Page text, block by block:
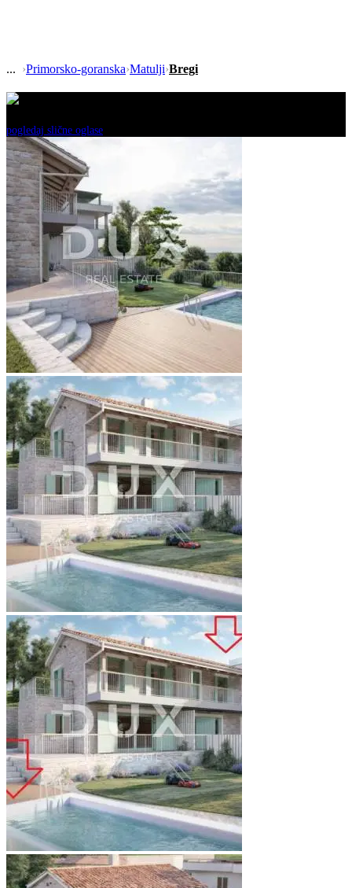
›Primorsko-goranska›Matulji›Bregi
pogledaj slične oglase